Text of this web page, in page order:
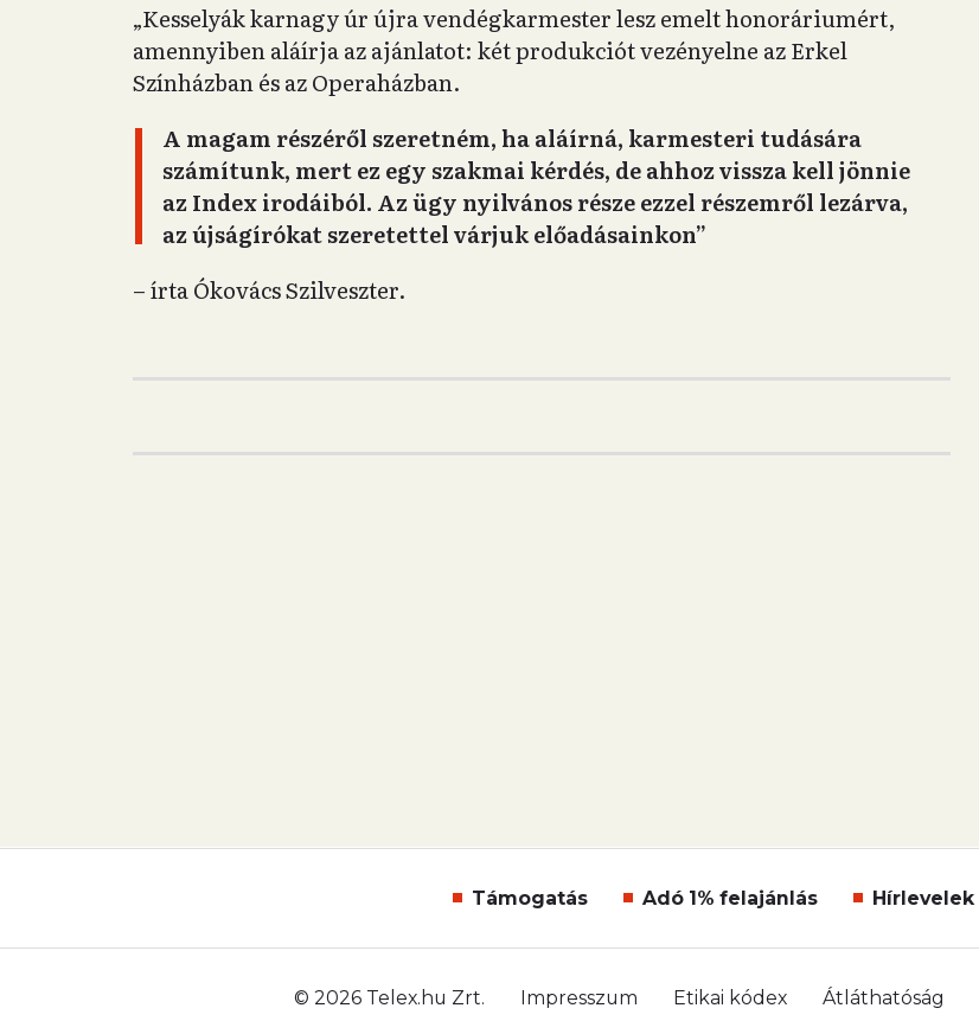
„Kesselyák karnagy úr újra vendégkarmester lesz emelt honoráriumért,
amennyiben aláírja az ajánlatot: két produkciót vezényelne az Erkel
Színházban és az Operaházban.
A magam részéről szeretném, ha aláírná, karmesteri tudására
számítunk, mert ez egy szakmai kérdés, de ahhoz vissza kell jönnie
az Index irodáiból. Az ügy nyilvános része ezzel részemről lezárva,
az újságírókat szeretettel várjuk előadásainkon”
– írta Ókovács Szilveszter.
Támogatás Adó 1% felajánlás Hírlevelek
© 2026 Telex.hu Zrt. Impresszum Etikai kódex Átláthatóság